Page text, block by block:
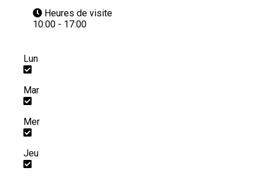
Heures de visite
10:00 - 17:00
Lun
Mar
Mer
Jeu